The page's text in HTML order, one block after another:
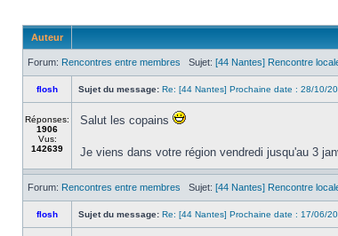
Auteur
Forum: Rencontres entre membres Sujet: [44 Nantes] Rencontre
flosh Sujet du message: Re: [44 Nantes] Prochaine date : 28/10/
Réponses:
1906
Vus:
142639
Salut les copains
Je viens dans votre région vendredi jusqu'au 3
Forum: Rencontres entre membres Sujet: [44 Nantes] Rencontre
flosh Sujet du message: Re: [44 Nantes] Prochaine date : 17/06/